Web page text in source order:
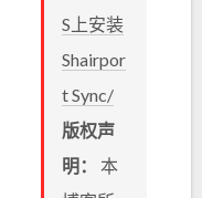
S上安装
Shairpor
t Sync/
版权声
明： 本